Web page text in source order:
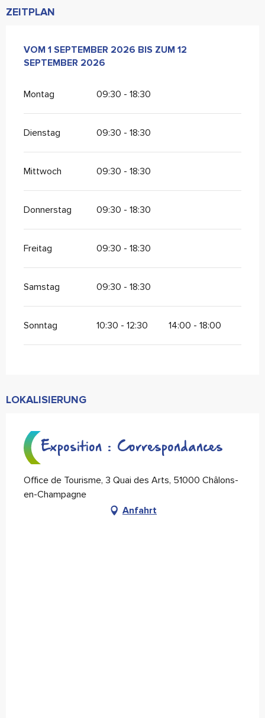
ZEITPLAN
VOM 1 SEPTEMBER 2026 BIS ZUM 12 SEPTEMBER
VOM 1 SEPTEMBER 2026 BIS ZUM 12
SEPTEMBER 2026
Montag 09:30 - 18:30
Dienstag 09:30 - 18:30
Mittwoch 09:30 - 18:30
Donnerstag 09:30 - 18:30
Freitag 09:30 - 18:30
Samstag 09:30 - 18:30
Sonntag 10:30 - 12:30 14:00 - 18:00
LOKALISIERUNG
Exposition : Correspondances
Office de Tourisme, 3 Quai des Arts, 51000 Châlons-
en-Champagne
Anfahrt